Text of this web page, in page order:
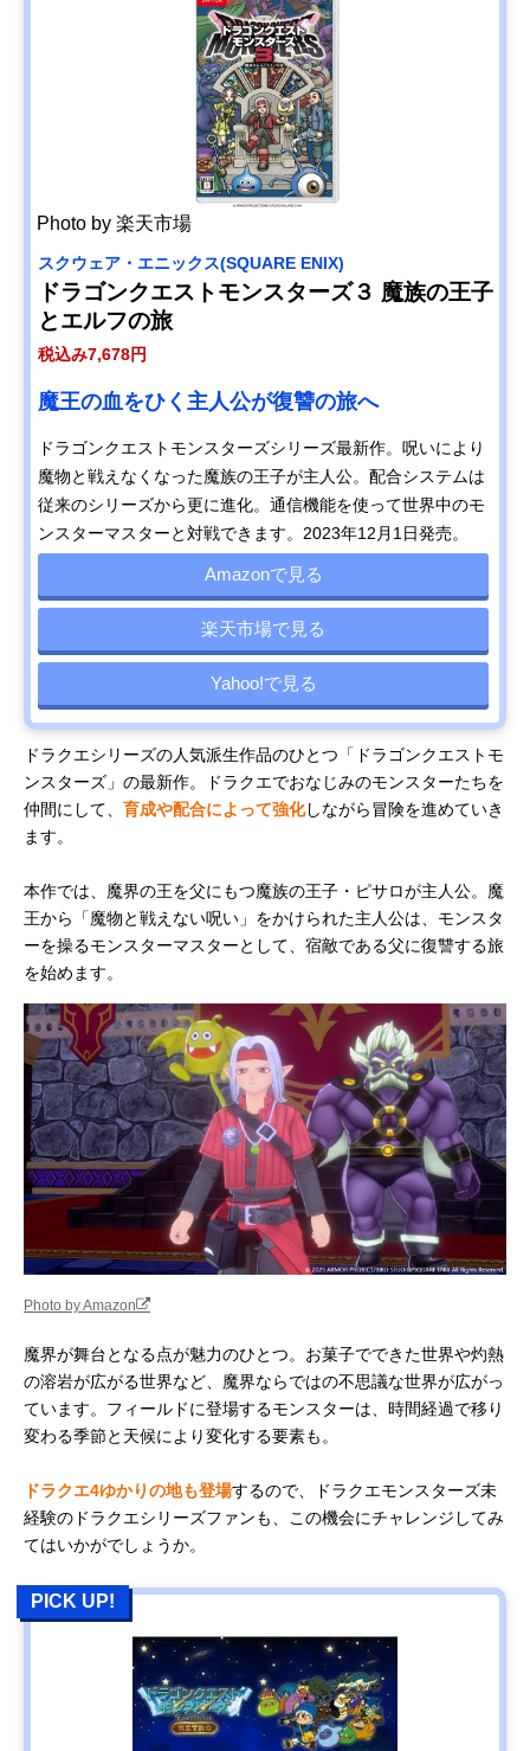
Photo by 楽天市場
スクウェア・エニックス(SQUARE ENIX)
ドラゴンクエストモンスターズ３ 魔族の王子
とエルフの旅
税込み7,678円
魔王の血をひく主人公が復讐の旅へ
ドラゴンクエストモンスターズシリーズ最新作。呪いにより
魔物と戦えなくなった魔族の王子が主人公。配合システムは
従来のシリーズから更に進化。通信機能を使って世界中のモ
ンスターマスターと対戦できます。2023年12月1日発売。
Amazonで見る
楽天市場で見る
Yahoo!で見る
ドラクエシリーズの人気派生作品のひとつ「ドラゴンクエストモ
ンスターズ」の最新作。ドラクエでおなじみのモンスターたちを
仲間にして、 育成や配合によって強化しながら冒険を進めていき
ます。
本作では、魔界の王を父にもつ魔族の王子・ピサロが主人公。魔
王から「魔物と戦えない呪い」をかけられた主人公は、モンスタ
ーを操るモンスターマスターとして、宿敵である父に復讐する旅
を始めます。
Photo by Amazon
魔界が舞台となる点が魅力のひとつ。お菓子でできた世界や灼熱
の溶岩が広がる世界など、魔界ならではの不思議な世界が広がっ
ています。フィールドに登場するモンスターは、時間経過で移り
変わる季節と天候により変化する要素も。
ドラクエ4ゆかりの地も登場するので、ドラクエモンスターズ未
経験のドラクエシリーズファンも、この機会にチャレンジしてみ
てはいかがでしょうか。
PICK UP!